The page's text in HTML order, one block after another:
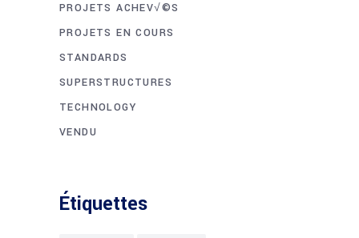
PROJETS ACHEV√©S
PROJETS EN COURS
STANDARDS
SUPERSTRUCTURES
TECHNOLOGY
VENDU
Étiquettes